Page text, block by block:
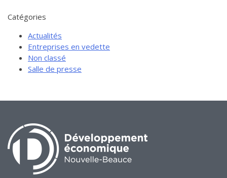
Catégories
Actualités
Entreprises en vedette
Non classé
Salle de presse